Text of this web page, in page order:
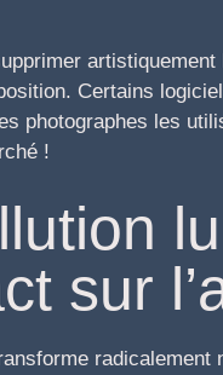
Certains
photographes les
!
sur